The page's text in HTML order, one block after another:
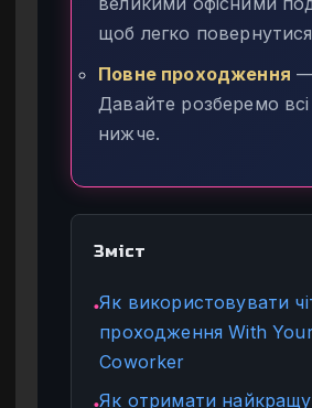
щоб легко
Повне проходження
Давайте розберемо всі
нижче.
Зміст
●Як використовувати
проходження With
Coworker
●Як отримати найкращу